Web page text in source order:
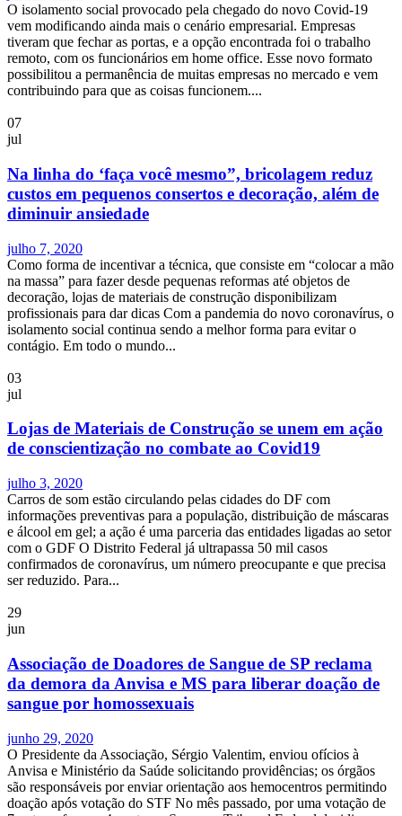
O isolamento social provocado pela chegado do novo Covid-19
vem modificando ainda mais o cenário empresarial. Empresas
tiveram que fechar as portas, e a opção encontrada foi o trabalho
remoto, com os funcionários em home office. Esse novo formato
possibilitou a permanência de muitas empresas no mercado e vem
contribuindo para que as coisas funcionem....
07
jul
Na linha do ‘faça você mesmo”, bricolagem reduz
custos em pequenos consertos e decoração, além de
diminuir ansiedade
julho 7, 2020
Como forma de incentivar a técnica, que consiste em “colocar a mão
na massa” para fazer desde pequenas reformas até objetos de
decoração, lojas de materiais de construção disponibilizam
profissionais para dar dicas Com a pandemia do novo coronavírus, o
isolamento social continua sendo a melhor forma para evitar o
contágio. Em todo o mundo...
03
jul
Lojas de Materiais de Construção se unem em ação
de conscientização no combate ao Covid19
julho 3, 2020
Carros de som estão circulando pelas cidades do DF com
informações preventivas para a população, distribuição de máscaras
e álcool em gel; a ação é uma parceria das entidades ligadas ao setor
com o GDF O Distrito Federal já ultrapassa 50 mil casos
confirmados de coronavírus, um número preocupante e que precisa
ser reduzido. Para...
29
jun
Associação de Doadores de Sangue de SP reclama
da demora da Anvisa e MS para liberar doação de
sangue por homossexuais
junho 29, 2020
O Presidente da Associação, Sérgio Valentim, enviou ofícios à
Anvisa e Ministério da Saúde solicitando providências; os órgãos
são responsáveis por enviar orientação aos hemocentros permitindo
doação após votação do STF No mês passado, por uma votação de